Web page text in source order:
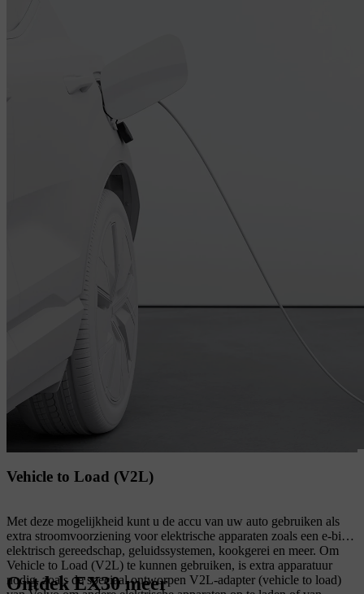
Vehicle to Load (V2L)
Met deze mogelijkheid kunt u de accu van uw auto gebruiken als
extra stroomvoorziening voor elektrische apparaten zoals een e-bike,
elektrisch gereedschap, geluidssystemen, kookgerei en meer. Om
Vehicle to Load (V2L) te kunnen gebruiken, is extra apparatuur
nodig, zoals de speciaal ontworpen V2L-adapter (vehicle to load)
Ontdek EX30 meer